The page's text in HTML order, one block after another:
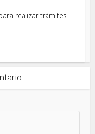
realizar trámites